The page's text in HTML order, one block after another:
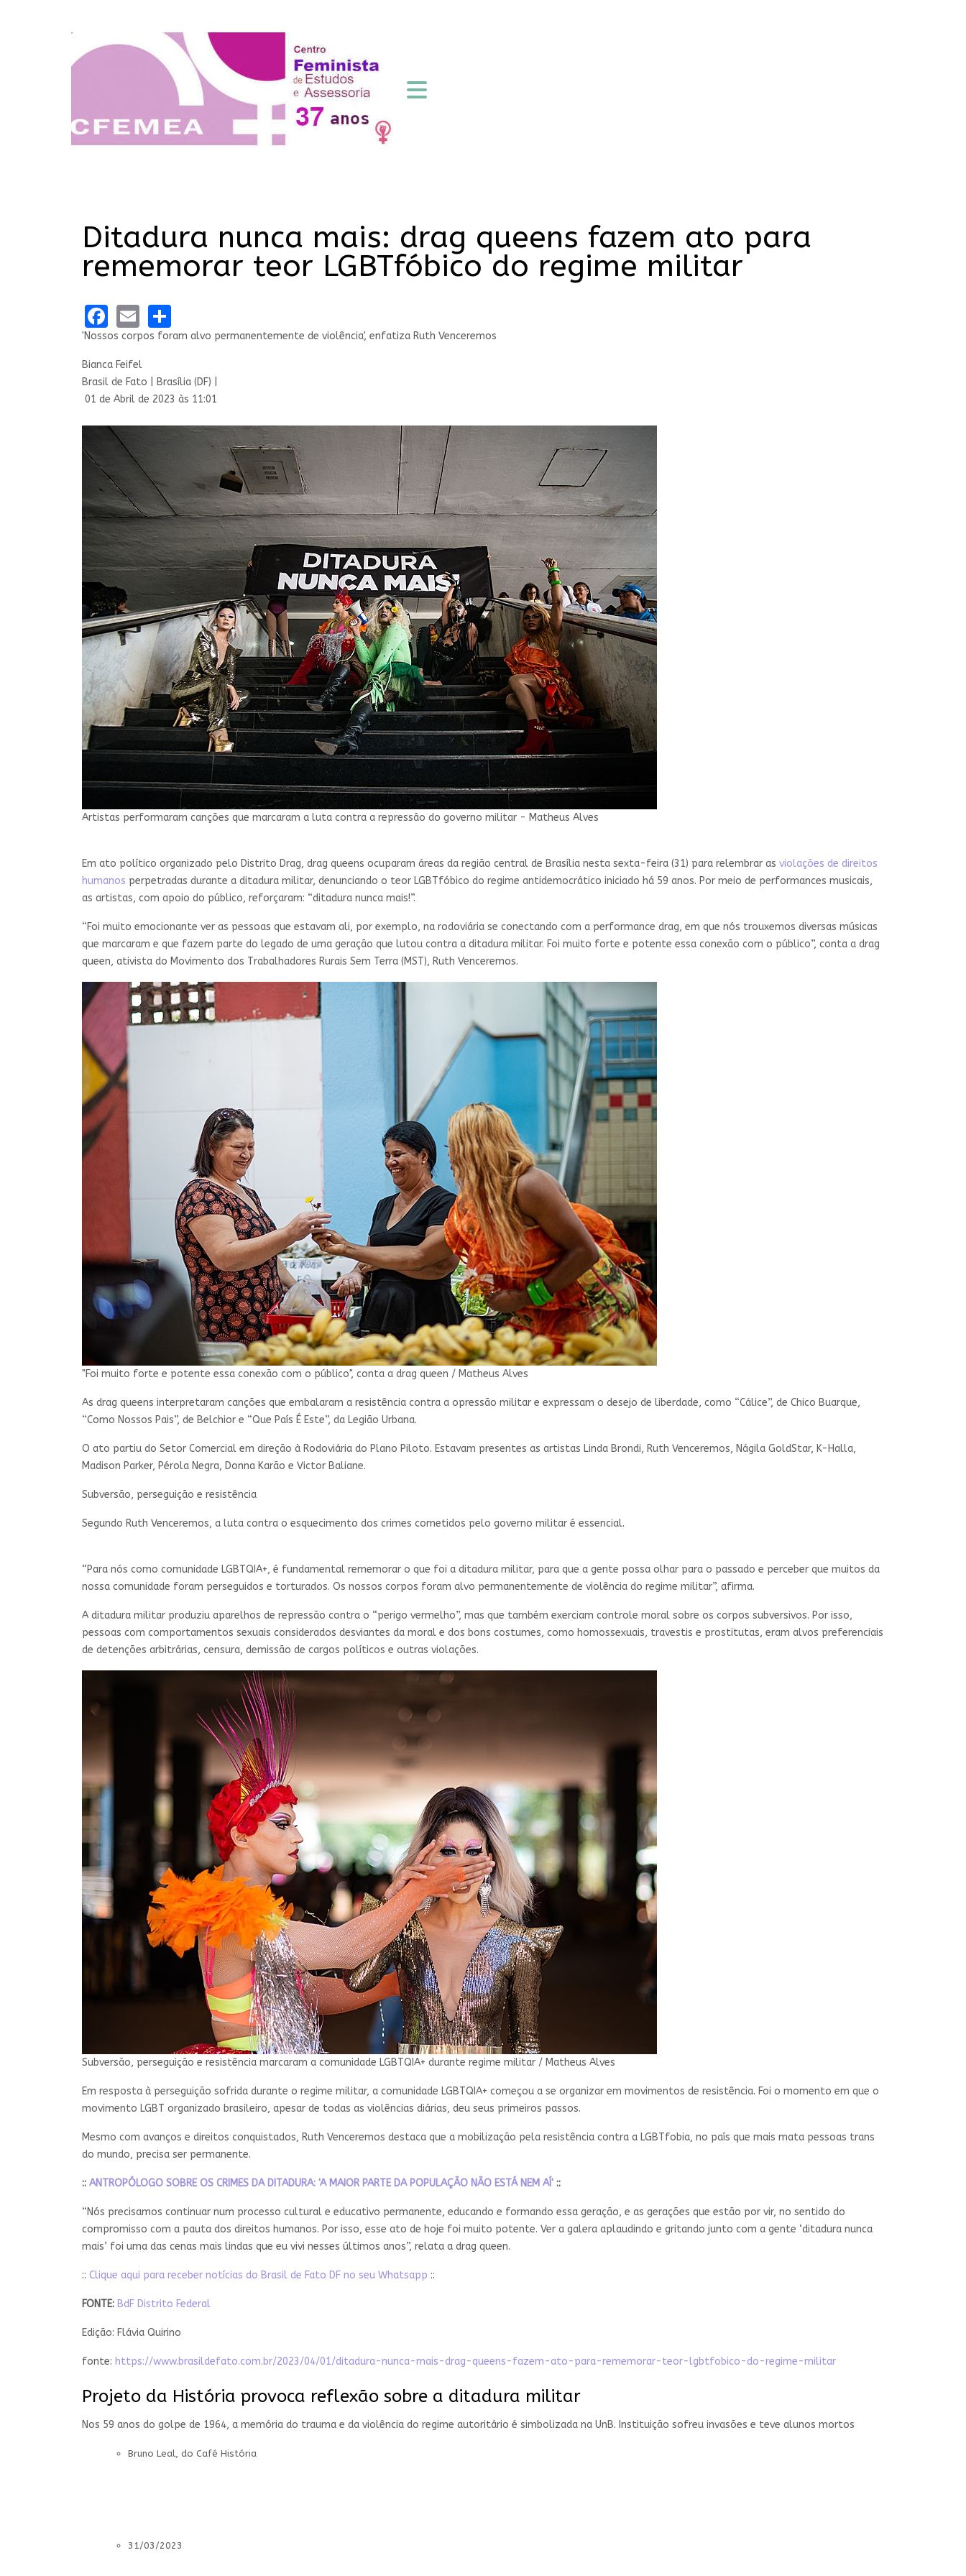
Ditadura nunca mais: drag queens fazem ato para
rememorar teor LGBTfóbico do regime militar
Facebook
Email
'Nossos corpos foram alvo permanentemente de violência', enfatiza Ruth Venceremos
Bianca Feifel
Brasil de Fato | Brasília (DF) |
01 de Abril de 2023 às 11:01
Artistas performaram canções que marcaram a luta contra a repressão do governo militar - Matheus Alves
Em ato político organizado pelo Distrito Drag, drag queens ocuparam áreas da região central de Brasília nesta sexta-feira (31) para relembrar as violações de direitos
humanos perpetradas durante a ditadura militar, denunciando o teor LGBTfóbico do regime antidemocrático iniciado há 59 anos. Por meio de performances musicais,
as artistas, com apoio do público, reforçaram: “ditadura nunca mais!”.
“Foi muito emocionante ver as pessoas que estavam ali, por exemplo, na rodoviária se conectando com a performance drag, em que nós trouxemos diversas músicas
que marcaram e que fazem parte do legado de uma geração que lutou contra a ditadura militar. Foi muito forte e potente essa conexão com o público”, conta a drag
queen, ativista do Movimento dos Trabalhadores Rurais Sem Terra (MST), Ruth Venceremos.
"Foi muito forte e potente essa conexão com o público", conta a drag queen / Matheus Alves
As drag queens interpretaram canções que embalaram a resistência contra a opressão militar e expressam o desejo de liberdade, como “Cálice”, de Chico Buarque,
“Como Nossos Pais”, de Belchior e “Que País É Este”, da Legião Urbana.
O ato partiu do Setor Comercial em direção à Rodoviária do Plano Piloto. Estavam presentes as artistas Linda Brondi, Ruth Venceremos, Nágila GoldStar, K-Halla,
Madison Parker, Pérola Negra, Donna Karão e Victor Baliane.
Subversão, perseguição e resistência
Segundo Ruth Venceremos, a luta contra o esquecimento dos crimes cometidos pelo governo militar é essencial.
“Para nós como comunidade LGBTQIA+, é fundamental rememorar o que foi a ditadura militar, para que a gente possa olhar para o passado e perceber que muitos da
nossa comunidade foram perseguidos e torturados. Os nossos corpos foram alvo permanentemente de violência do regime militar”, afirma.
A ditadura militar produziu aparelhos de repressão contra o “perigo vermelho”, mas que também exerciam controle moral sobre os corpos subversivos. Por isso,
pessoas com comportamentos sexuais considerados desviantes da moral e dos bons costumes, como homossexuais, travestis e prostitutas, eram alvos preferenciais
de detenções arbitrárias, censura, demissão de cargos políticos e outras violações.
Subversão, perseguição e resistência marcaram a comunidade LGBTQIA+ durante regime militar / Matheus Alves
Em resposta à perseguição sofrida durante o regime militar, a comunidade LGBTQIA+ começou a se organizar em movimentos de resistência. Foi o momento em que o
movimento LGBT organizado brasileiro, apesar de todas as violências diárias, deu seus primeiros passos.
Mesmo com avanços e direitos conquistados, Ruth Venceremos destaca que a mobilização pela resistência contra a LGBTfobia, no país que mais mata pessoas trans
do mundo, precisa ser permanente.
:: ANTROPÓLOGO SOBRE OS CRIMES DA DITADURA: 'A MAIOR PARTE DA POPULAÇÃO NÃO ESTÁ NEM AÍ' ::
“Nós precisamos continuar num processo cultural e educativo permanente, educando e formando essa geração, e as gerações que estão por vir, no sentido do
compromisso com a pauta dos direitos humanos. Por isso, esse ato de hoje foi muito potente. Ver a galera aplaudindo e gritando junto com a gente ‘ditadura nunca
mais’ foi uma das cenas mais lindas que eu vivi nesses últimos anos”, relata a drag queen.
:: Clique aqui para receber notícias do Brasil de Fato DF no seu Whatsapp ::
FONTE: BdF Distrito Federal
Edição: Flávia Quirino
fonte: https://www.brasildefato.com.br/2023/04/01/ditadura-nunca-mais-drag-queens-fazem-ato-para-rememorar-teor-lgbtfobico-do-regime-militar
Projeto da História provoca reflexão sobre a ditadura militar
Nos 59 anos do golpe de 1964, a memória do trauma e da violência do regime autoritário é simbolizada na UnB. Instituição sofreu invasões e teve alunos mortos
Bruno Leal, do Café História
31/03/2023